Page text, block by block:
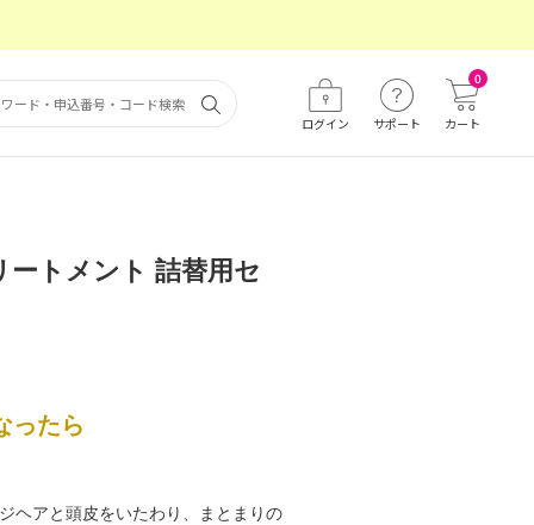
ログイン サポート カート
0
トメント 詰替用セ
ったら
ヘアと頭皮をいたわり、まとまりの